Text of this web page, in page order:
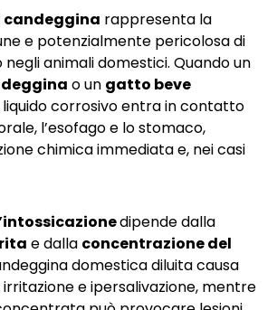
candeggina rappresenta la
e potenzialmente pericolosa di
animali domestici. Quando un
o un gatto beve
liquido corrosivo entra in contatto
l’esofago e lo stomaco,
chimica immediata e, nei casi
dipende dalla
e dalla concentrazione del
domestica diluita causa
e ipersalivazione, mentre